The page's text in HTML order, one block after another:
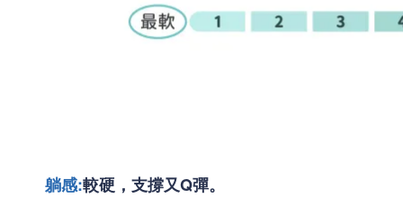
躺感:較硬，支撐又Q彈。